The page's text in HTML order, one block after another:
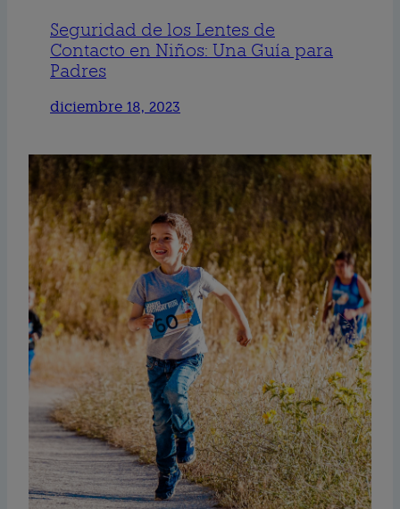
Seguridad de los Lentes de
Contacto en Niños: Una Guía para
Padres
diciembre 18, 2023